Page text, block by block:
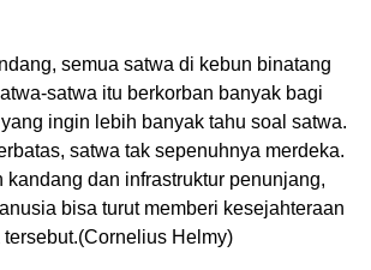
semua satwa di kebun binatang
satwa itu berkorban banyak bagi
ingin lebih banyak tahu soal satwa.
satwa tak sepenuhnya merdeka.
kandang dan infrastruktur penunjang,
bisa turut memberi kesejahteraan
Helmy)